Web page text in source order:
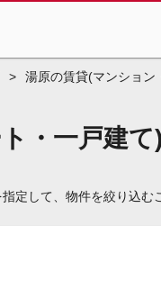
> 湯原の賃貸(マンション
・一戸建て)
定して、物件を絞り込む